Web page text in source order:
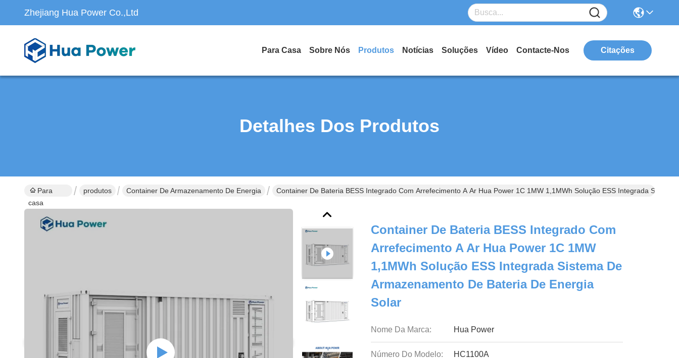
Zhejiang Hua Power Co.,Ltd
Para Casa Sobre Nós Produtos Notícias Soluções Vídeo Contacte-Nos Citações
Detalhes Dos Produtos
Para
casa
produtos Container De Armazenamento De Energia Container De Bateria BESS Integrado Com Arrefecimento A Ar Hua Power 1C 1MW 1,1MWh Solução ESS Integrada
Container De Bateria BESS Integrado Com
Arrefecimento A Ar Hua Power 1C 1MW
1,1MWh Solução ESS Integrada Sistema De
Armazenamento De Bateria De Energia
Solar
Nome Da Marca: Hua Power
Número Do Modelo: HC1100A